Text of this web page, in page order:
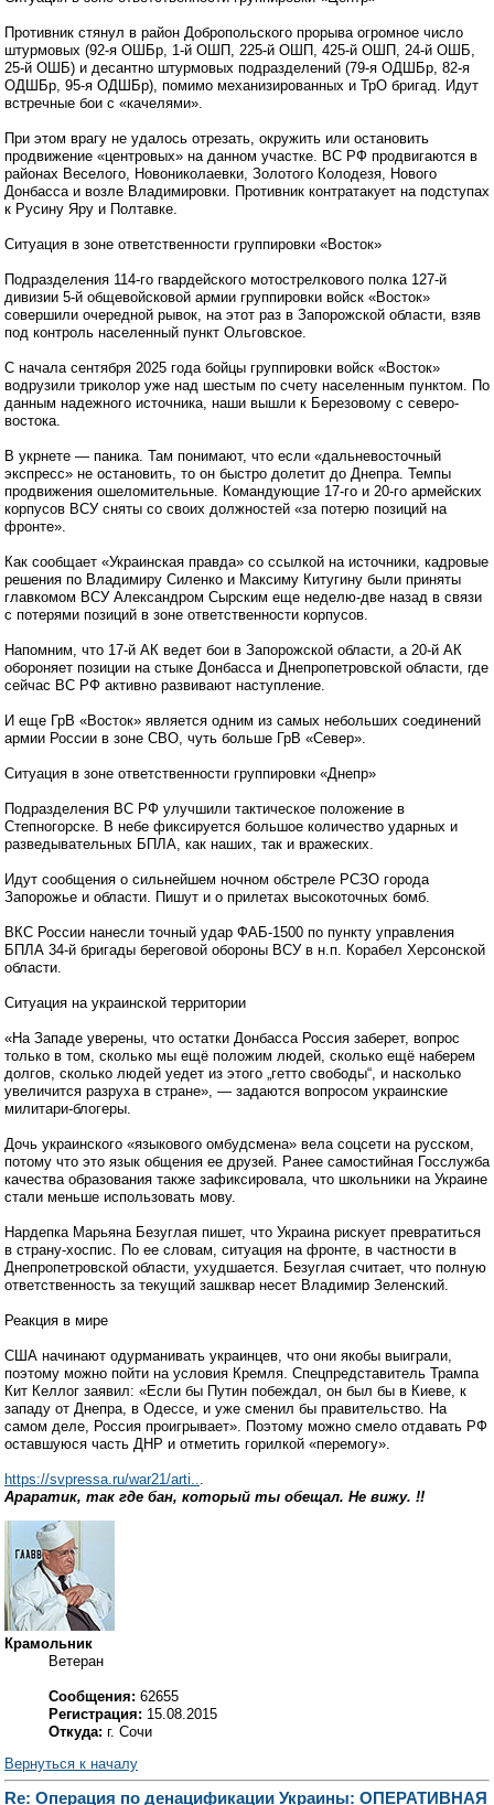
Противник стянул в район Добропольского прорыва огромное число
штурмовых (92-я ОШБр, 1-й ОШП, 225-й ОШП, 425-й ОШП, 24-й ОШБ,
25-й ОШБ) и десантно штурмовых подразделений (79-я ОДШБр, 82-я
ОДШБр, 95-я ОДШБр), помимо механизированных и ТрО бригад. Идут
встречные бои с «качелями».
При этом врагу не удалось отрезать, окружить или остановить
продвижение «центровых» на данном участке. ВС РФ продвигаются в
районах Веселого, Новониколаевки, Золотого Колодезя, Нового
Донбасса и возле Владимировки. Противник контратакует на подступах
к Русину Яру и Полтавке.
Ситуация в зоне ответственности группировки «Восток»
Подразделения 114-го гвардейского мотострелкового полка 127-й
дивизии 5-й общевойсковой армии группировки войск «Восток»
совершили очередной рывок, на этот раз в Запорожской области, взяв
под контроль населенный пункт Ольговское.
С начала сентября 2025 года бойцы группировки войск «Восток»
водрузили триколор уже над шестым по счету населенным пунктом. По
данным надежного источника, наши вышли к Березовому с северо-
востока.
В укрнете — паника. Там понимают, что если «дальневосточный
экспресс» не остановить, то он быстро долетит до Днепра. Темпы
продвижения ошеломительные. Командующие 17-го и 20-го армейских
корпусов ВСУ сняты со своих должностей «за потерю позиций на
фронте».
Как сообщает «Украинская правда» со ссылкой на источники, кадровые
решения по Владимиру Силенко и Максиму Китугину были приняты
главкомом ВСУ Александром Сырским еще неделю-две назад в связи
с потерями позиций в зоне ответственности корпусов.
Напомним, что 17-й АК ведет бои в Запорожской области, а 20-й АК
обороняет позиции на стыке Донбасса и Днепропетровской области, где
сейчас ВС РФ активно развивают наступление.
И еще ГрВ «Восток» является одним из самых небольших соединений
армии России в зоне СВО, чуть больше ГрВ «Север».
Ситуация в зоне ответственности группировки «Днепр»
Подразделения ВС РФ улучшили тактическое положение в
Степногорске. В небе фиксируется большое количество ударных и
разведывательных БПЛА, как наших, так и вражеских.
Идут сообщения о сильнейшем ночном обстреле РСЗО города
Запорожье и области. Пишут и о прилетах высокоточных бомб.
ВКС России нанесли точный удар ФАБ-1500 по пункту управления
БПЛА 34-й бригады береговой обороны ВСУ в н.п. Корабел Херсонской
области.
Ситуация на украинской территории
«На Западе уверены, что остатки Донбасса Россия заберет, вопрос
только в том, сколько мы ещё положим людей, сколько ещё наберем
долгов, сколько людей уедет из этого „гетто свободы“, и насколько
увеличится разруха в стране», — задаются вопросом украинские
милитари-блогеры.
Дочь украинского «языкового омбудсмена» вела соцсети на русском,
потому что это язык общения ее друзей. Ранее самостийная Госслужба
качества образования также зафиксировала, что школьники на Украине
стали меньше использовать мову.
Нардепка Марьяна Безуглая пишет, что Украина рискует превратиться
в страну-хоспис. По ее словам, ситуация на фронте, в частности в
Днепропетровской области, ухудшается. Безуглая считает, что полную
ответственность за текущий зашквар несет Владимир Зеленский.
Реакция в мире
США начинают одурманивать украинцев, что они якобы выиграли,
поэтому можно пойти на условия Кремля. Спецпредставитель Трампа
Кит Келлог заявил: «Если бы Путин побеждал, он был бы в Киеве, к
западу от Днепра, в Одессе, и уже сменил бы правительство. На
самом деле, Россия проигрывает». Поэтому можно смело отдавать РФ
оставшуюся часть ДНР и отметить горилкой «перемогу».
https://svpressa.ru/war21/arti..
Араратик, так где бан, который ты обещал. Не вижу. !!
Крамольник
Ветеран
Сообщения: 62655
Регистрация: 15.08.2015
Откуда: г. Сочи
Вернуться к началу
Re: Операция по денацификации Украины: ОПЕРАТИВНАЯ